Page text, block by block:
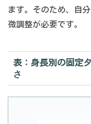
ます。そのため、自
微調整が必要です。
表：身長別の固定
さ